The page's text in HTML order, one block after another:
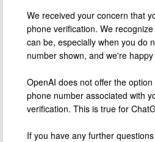
We received your concern that
phone verification. We
can be, especially when you do
number shown, and we're happy
OpenAI does not offer the
phone number associated with
verification. This is true for
If you have any further